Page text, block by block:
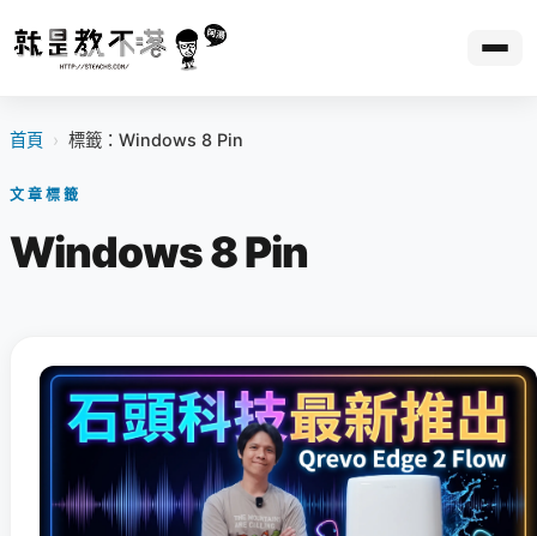
首頁 › 標籤：Windows 8 Pin
文章標籤
Windows 8 Pin